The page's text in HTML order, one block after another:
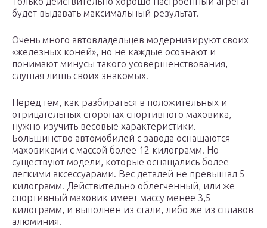
будет выдавать максимальный результат.
Очень много автовладельцев модернизируют своих
«железных коней», но не каждые осознают и
понимают минусы такого усовершенствования,
слушая лишь своих знакомых.
Перед тем, как разбираться в положительных и
отрицательных сторонах спортивного маховика,
нужно изучить весовые характеристики.
Большинство автомобилей с завода оснащаются
маховиками с массой более 12 килограмм. Но
существуют модели, которые оснащались более
легкими аксессуарами. Вес деталей не превышал 5
килограмм. Действительно облегченный, или же
спортивный маховик имеет массу менее 3,5
килограмм, и выполнен из стали, либо же из сплавов
алюминия.